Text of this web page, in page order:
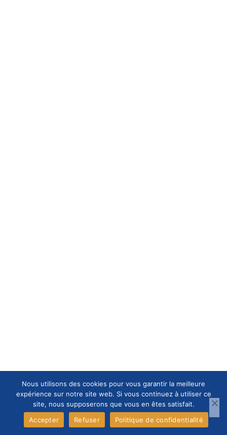
Nous utilisons des cookies pour vous garantir la meilleure
expérience sur notre site web. Si vous continuez à utiliser ce
site, nous supposerons que vous en êtes satisfait.
Accepter
Refuser Politique de confidentialité